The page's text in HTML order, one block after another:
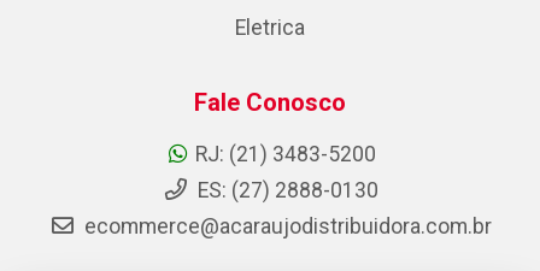
Eletrica
Fale Conosco
RJ: (21) 3483-5200
ES: (27) 2888-0130
ecommerce@acaraujodistribuidora.com.br